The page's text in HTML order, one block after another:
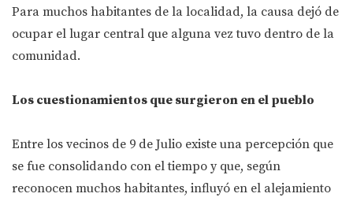
Para muchos habitantes de la localidad, la causa dejó de
ocupar el lugar central que alguna vez tuvo dentro de la
comunidad.
Los cuestionamientos que surgieron en el pueblo
Entre los vecinos de 9 de Julio existe una percepción que
se fue consolidando con el tiempo y que, según
reconocen muchos habitantes, influyó en el alejamiento